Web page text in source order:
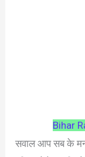
Bihar
सवाल आप सब के मन